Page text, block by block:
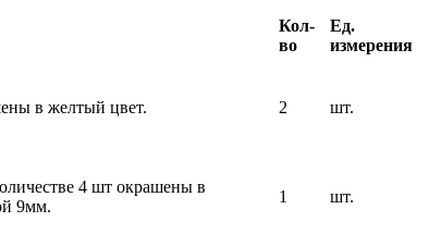
Кол-
во
Ед.
измерения
в желтый цвет. 2 шт.
4 шт окрашены в
9мм.
1 шт.